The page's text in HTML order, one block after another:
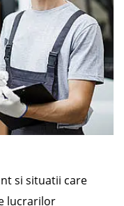
si situatii care
lucrarilor